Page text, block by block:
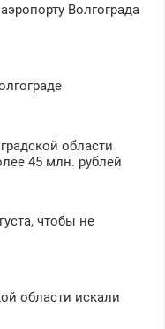
Волгограда
области
45 млн. рублей
чтобы не
области искали